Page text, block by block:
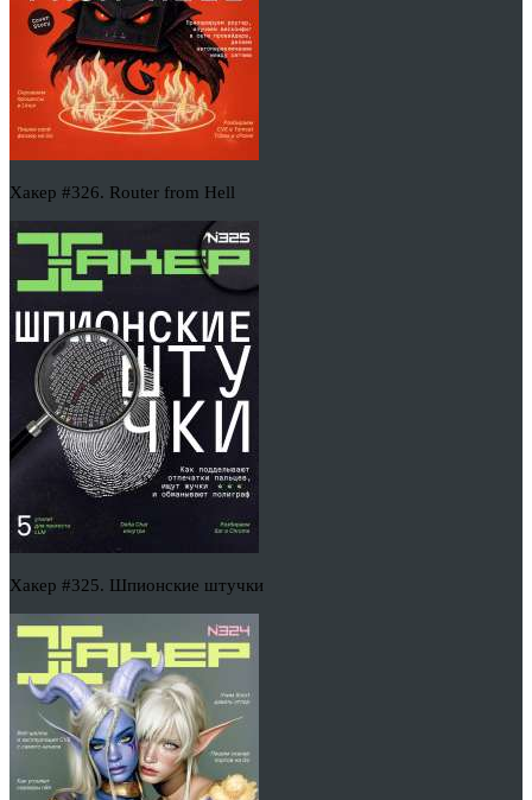
Хакер #326. Router from Hell
Хакер #325. Шпионские штучки